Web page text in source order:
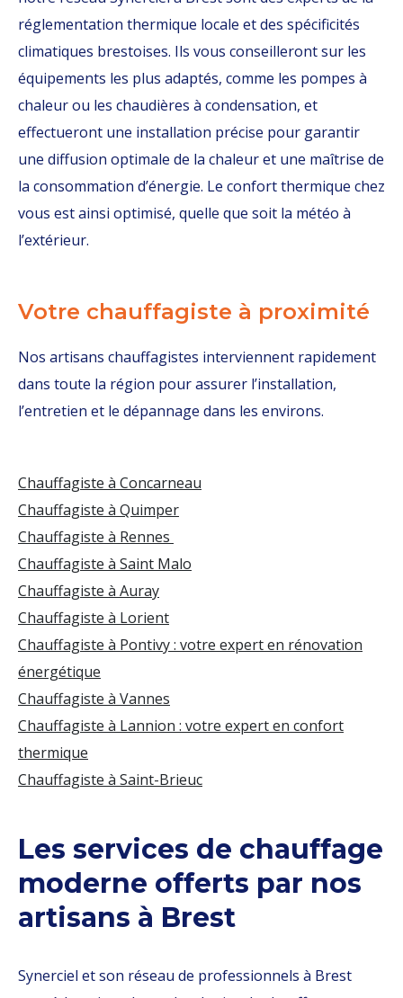
réglementation thermique locale et des spécificités
climatiques brestoises. Ils vous conseilleront sur les
équipements les plus adaptés, comme les pompes à
chaleur ou les chaudières à condensation, et
effectueront une installation précise pour garantir
une diffusion optimale de la chaleur et une maîtrise de
la consommation d’énergie. Le confort thermique chez
vous est ainsi optimisé, quelle que soit la météo à
l’extérieur.
Votre chauffagiste à proximité
Nos artisans chauffagistes interviennent rapidement
dans toute la région pour assurer l’installation,
l’entretien et le dépannage dans les environs.
Chauffagiste à Concarneau
Chauffagiste à Quimper
Chauffagiste à Rennes
Chauffagiste à Saint Malo
Chauffagiste à Auray
Chauffagiste à Lorient
Chauffagiste à Pontivy : votre expert en rénovation
énergétique
Chauffagiste à Vannes
Chauffagiste à Lannion : votre expert en confort
thermique
Chauffagiste à Saint-Brieuc
Les services de chauffage
moderne offerts par nos
artisans à Brest
Synerciel et son réseau de professionnels à Brest